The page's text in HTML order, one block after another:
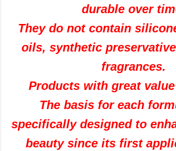
durable over
They do not contain
oils, synthetic
fragrances.
Products with great
The basis for each
specifically designed to
beauty since its first